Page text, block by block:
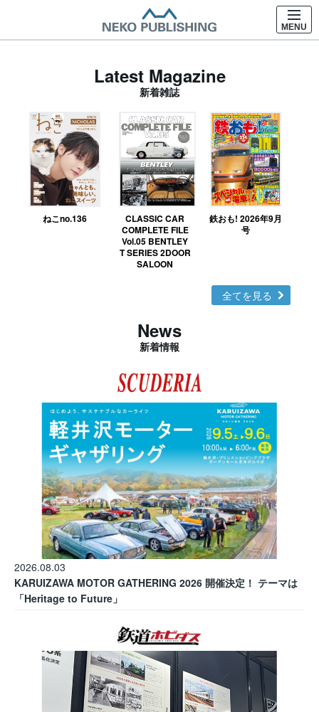
MENU
Latest Magazine
新着雑誌
ねこno.136
CLASSIC CAR
COMPLETE FILE
Vol.05 BENTLEY
T SERIES 2DOOR
SALOON
鉄おも! 2026年9月
号
全てを見る
News
新着情報
2026.08.03
KARUIZAWA MOTOR GATHERING 2026 開催決定！ テーマは
「Heritage to Future」